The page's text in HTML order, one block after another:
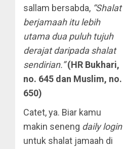
sallam bersabda, “Shalat
berjamaah itu lebih
utama dua puluh tujuh
derajat daripada shalat
sendirian.” (HR Bukhari,
no. 645 dan Muslim, no.
650)
Catet, ya. Biar kamu
makin seneng daily login
untuk shalat jamaah di